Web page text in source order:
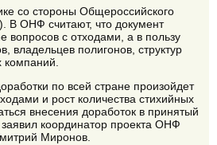
со стороны Общероссийского
В ОНФ считают, что документ
вопросов с отходами, а в пользу
владельцев полигонов, структур
по всей стране произойдет
и рост количества стихийных
внесения доработок в принятый
координатор проекта ОНФ
Миронов.